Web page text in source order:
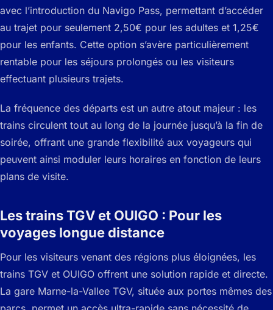
avec l’introduction du Navigo Pass, permettant d’accéder
au trajet pour seulement 2,50€ pour les adultes et 1,25€
pour les enfants. Cette option s’avère particulièrement
rentable pour les séjours prolongés ou les visiteurs
effectuant plusieurs trajets.
La fréquence des départs est un autre atout majeur : les
trains circulent tout au long de la journée jusqu’à la fin de
soirée, offrant une grande flexibilité aux voyageurs qui
peuvent ainsi moduler leurs horaires en fonction de leurs
plans de visite.
Les trains TGV et OUIGO : Pour les
voyages longue distance
Pour les visiteurs venant des régions plus éloignées, les
trains TGV et OUIGO offrent une solution rapide et directe.
La gare Marne-la-Vallee TGV, située aux portes mêmes des